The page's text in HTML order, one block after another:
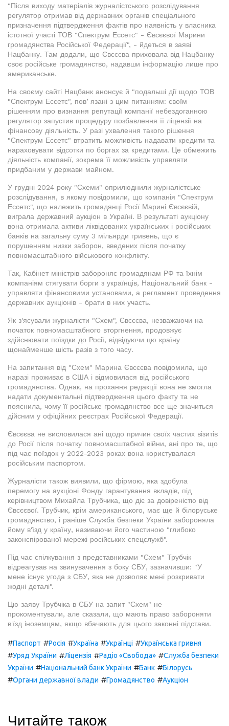
"Після виходу матеріалів журналістського розслідування
регулятор отримав від державних органів спеціального
призначення підтвердження фактів про наявність у власника
істотної участі ТОВ "Спектрум Ессетс" - Євсєєвої Марини
громадянства Російської Федерації", - йдеться в заяві
Нацбанку. Там додали, що Євсєєва приховала від Нацбанку
своє російське громадянство, надавши інформацію лише про
американське.
На своєму сайті Нацбанк анонсує й "подальші дії щодо ТОВ
"Спектрум Ессетс", повʼязані з цим питанням: своїм
рішенням про визнання репутації компанії небездоганною
регулятор запустив процедуру позбавлення її ліцензії на
фінансову діяльність. У разі ухвалення такого рішення
"Спектрум Ессетс" втратить можливість надавати кредити та
нараховувати відсотки по боргах за кредитами. Це обмежить
діяльність компанії, зокрема її можливість управляти
придбаним у держави майном.
У грудні 2024 року "Схеми" оприлюднили журналістське
розслідування, в якому повідомили, що компанія "Спектрум
Ессетс", що належить громадянці Росії Марині Євсєєвій,
виграла державний аукціон в Україні. В результаті аукціону
вона отримала активи ліквідованих українських і російських
банків на загальну суму 3 мільярди гривень, що є
порушенням низки заборон, введених після початку
повномасштабного військового конфлікту.
Так, Кабінет міністрів забороняє громадянам РФ та їхнім
компаніям стягувати борги з українців, Національний банк -
управляти фінансовими установами, а регламент проведення
державних аукціонів - брати в них участь.
Як з'ясували журналісти "Схем", Євсєєва, незважаючи на
початок повномасштабного вторгнення, продовжує
здійснювати поїздки до Росії, відвідуючи цю країну
щонайменше шість разів з того часу.
На запитання від "Схем" Марина Євсєєва повідомила, що
наразі проживає в США і відмовилася від російського
громадянства. Однак, на прохання редакції вона не змогла
надати документальні підтвердження цього факту та не
пояснила, чому її російське громадянство все ще значиться
дійсним у офіційних реєстрах Російської Федерації.
Євсєєва не висловилася ані щодо причин своїх частих візитів
до Росії після початку повномасштабної війни, ані про те, що
під час поїздок у 2022-2023 роках вона користувалася
російським паспортом.
Журналісти також виявили, що фірмою, яка здобула
перемогу на аукціоні Фонду гарантування вкладів, під
керівництвом Михайла Трубчика, що діє за довіреністю від
Євсєєвої. Трубчик, крім американського, має ще й білоруське
громадянство, і раніше Служба безпеки України забороняла
йому в'їзд у країну, називаючи його частиною "глибоко
законспірованої мережі російських спецслужб".
Під час спілкування з представниками "Схем" Трубчік
відреагував на звинувачення з боку СБУ, зазначивши: "У
мене існує угода з СБУ, яка не дозволяє мені розкривати
жодні деталі".
Цю заяву Трубчіка в СБУ на запит "Схем" не
прокоментували, але сказали, що мають право забороняти
в'їзд іноземцям, якщо вбачають для цього законні підстави.
#Паспорт #Росія #Україна #Українці #Українська гривня
#Уряд України #Ліцензія #Радіо «Свобода» #Служба безпеки
України #Національний банк України #Банк #Білорусь
#Органи державної влади #Громадянство #Аукціон
Читайте також